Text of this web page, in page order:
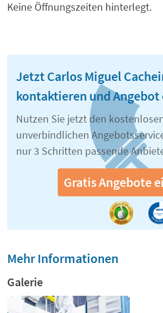
Keine Öffnungszeiten hinterlegt.
Jetzt Carlos Miguel
kontaktieren und
Nutzen Sie jetzt den
unverbindlichen
nur 3 Schritten passende
Gratis Angebote
Mehr Informationen
Galerie